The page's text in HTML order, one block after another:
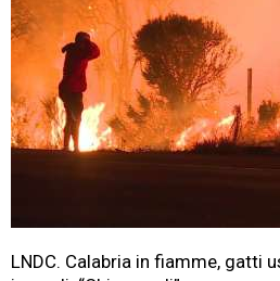
LNDC. Calabria in fiamme, gatti